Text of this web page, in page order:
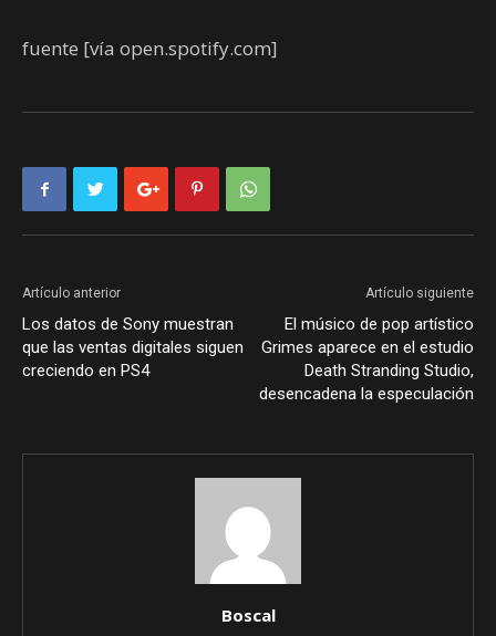
fuente [vía open.spotify.com]
Artículo anterior
Los datos de Sony muestran
que las ventas digitales siguen
creciendo en PS4
Artículo siguiente
El músico de pop artístico
Grimes aparece en el estudio
Death Stranding Studio,
desencadena la especulación
Boscal